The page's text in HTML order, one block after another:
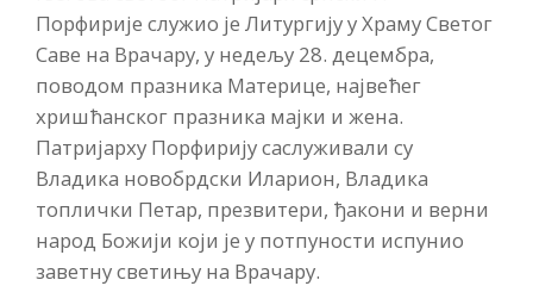
Порфирије служио је Литургију у Храму Светог
Саве на Врачару, у недељу 28. децембра,
поводом празника Материце, највећег
хришћанског празника мајки и жена.
Патријарху Порфирију саслуживали су
Владика новобрдски Иларион, Владика
топлички Петар, презвитери, ђакони и верни
народ Божији који је у потпуности испунио
заветну светињу на Врачару.